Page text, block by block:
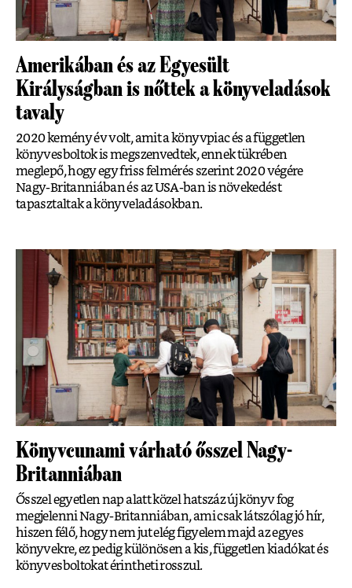
Amerikában és az Egyesült
Királyságban is nőttek a könyveladások
tavaly
2020 kemény év volt, amit a könyvpiac és a független
könyvesboltok is megszenvedtek, ennek tükrében
meglepő, hogy egy friss felmérés szerint 2020 végére
Nagy-Britanniában és az USA-ban is növekedést
tapasztaltak a könyveladásokban.
Könyvcunami várható ősszel Nagy-
Britanniában
Ősszel egyetlen nap alatt közel hatszáz új könyv fog
megjelenni Nagy-Britanniában, ami csak látszólag jó hír,
hiszen félő, hogy nem jut elég figyelem majd az egyes
könyvekre, ez pedig különösen a kis, független kiadókat és
könyvesboltokat érintheti rosszul.